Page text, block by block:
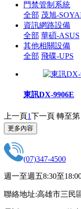
門禁管制系統
全部 茂旭-
資訊網路設備
全部 華碩-ASUS
其他相關設備
全部 飛碟-UPS
東訊DX-9906E
上一頁1下一頁 轉至第
更多內容
(07)347-4500
週一至週五8:30至
聯絡地址:高雄市三民